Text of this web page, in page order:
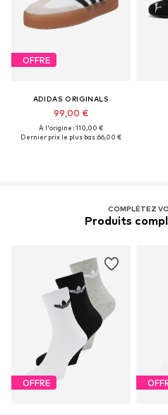
OFFRE
ADIDAS ORIGINALS
99,00 €
À l'origine : 110,00 €
Dernier prix le plus bas :66,00 €
COMPLÉTEZ
Produits
OFFRE